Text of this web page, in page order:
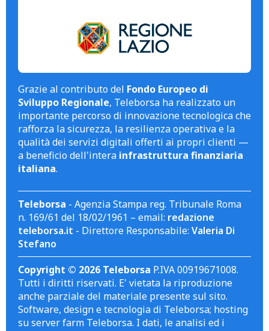
Grazie al contributo del Fondo Europeo di
Sviluppo Regionale, Teleborsa ha realizzato un
importante percorso di innovazione tecnologica che
rafforza la sicurezza, la resilienza operativa e la
qualità dei servizi digitali offerti ai propri clienti —
a beneficio dell'intera infrastruttura finanziaria
italiana.
Teleborsa - Agenzia Stampa reg. Tribunale Roma
n. 169/61 del 18/02/1961 – email: redazione
teleborsa.it - Direttore Responsabile: Valeria Di
Stefano
Copyright © 2026 Teleborsa P.IVA 00919671008.
Tutti i diritti riservati. E' vietata la riproduzione
anche parziale del materiale presente sul sito.
Software, design e tecnologia di Teleborsa; hosting
su server farm Teleborsa. I dati, le analisi ed i